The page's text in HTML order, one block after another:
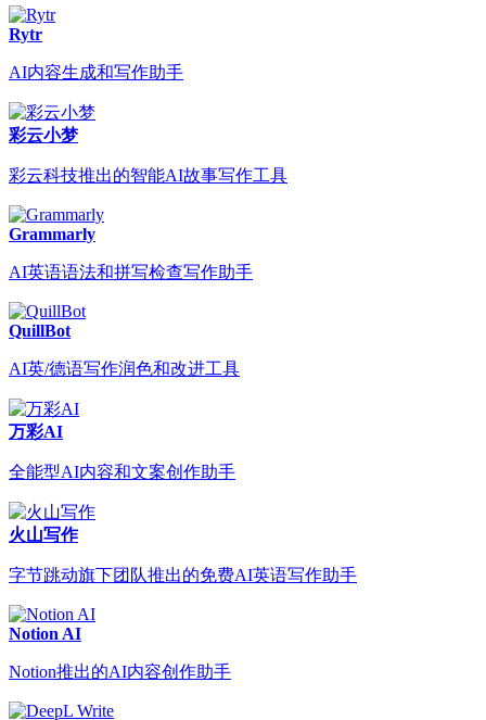
Rytr
AI内容生成和写作助手
彩云小梦
彩云科技推出的智能AI故事写作工具
Grammarly
AI英语语法和拼写检查写作助手
QuillBot
AI英/德语写作润色和改进工具
万彩AI
全能型AI内容和文案创作助手
火山写作
字节跳动旗下团队推出的免费AI英语写作助手
Notion AI
Notion推出的AI内容创作助手